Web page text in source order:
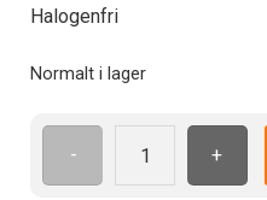
Halogenfri
Normalt i lager
- +